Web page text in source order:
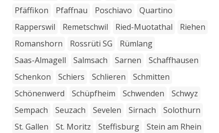
Pfäffikon
Pfaffnau Poschiavo
Quartino
Rapperswil
Remetschwil Ried-Muotathal
Riehen
Romanshorn
Rossrüti SG
Rümlang
Saas-Almagell
Salmsach Sarnen
Schaffhausen
Schenkon
Schiers Schlieren
Schmitten
Schönenwerd
Schüpfheim Schwenden
Schwyz
Sempach
Seuzach Sevelen Sirnach
Solothurn
St. Gallen
St. Moritz Steffisburg
Stein am Rhein